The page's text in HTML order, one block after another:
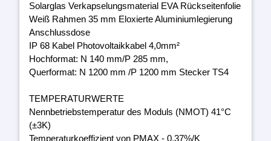
Solarglas Verkapselungsmaterial EVA Rückseitenfolie
Weiß Rahmen 35 mm Eloxierte Aluminiumlegierung
Anschlussdose
IP 68 Kabel Photovoltaikkabel 4,0mm²
Hochformat: N 140 mm/P 285 mm,
Querformat: N 1200 mm /P 1200 mm Stecker TS4
TEMPERATURWERTE
Nennbetriebstemperatur des Moduls (NMOT) 41°C
(±3K)
Temperaturkoeffizient von PMAX - 0,37%/K